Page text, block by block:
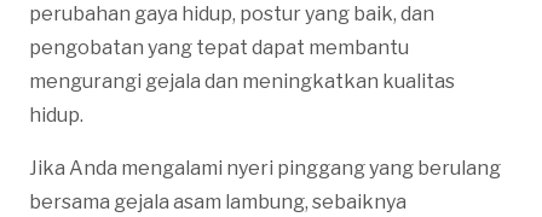
perubahan gaya hidup, postur yang baik, dan
pengobatan yang tepat dapat membantu
mengurangi gejala dan meningkatkan kualitas
hidup.
Jika Anda mengalami nyeri pinggang yang berulang
bersama gejala asam lambung, sebaiknya